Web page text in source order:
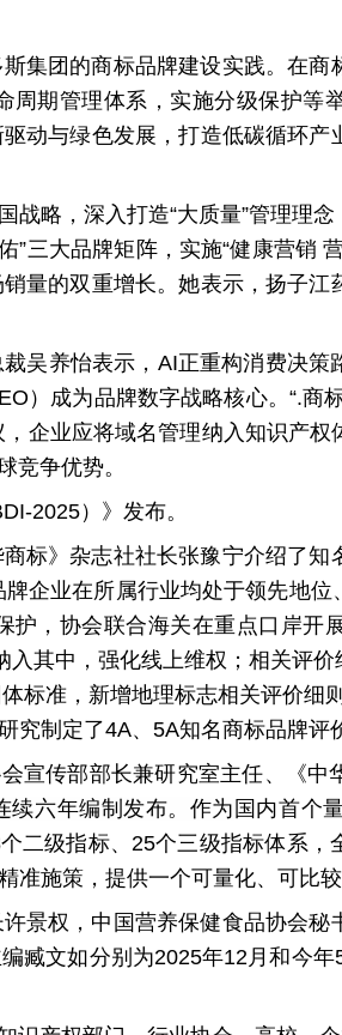
集团的商标品牌建设实践。在
期管理体系，实施分级保护等
动与绿色发展，打造低碳循环
略，深入打造“大质量”管理理
”三大品牌矩阵，实施“健康营销
量的双重增长。她表示，扬子
吴养怡表示，AI正重构消费决
）成为品牌数字战略核心。“.商
企业应将域名管理纳入知识产
竞争优势。
2025）》发布。
标》杂志社社长张豫宁介绍了知
企业在所属行业均处于领先地
，协会联合海关在重点口岸开
其中，强化线上维权；相关评
标准，新增地理标志相关评价细
制定了4A、5A知名商标品牌评
宣传部部长兼研究室主任、《
续六年编制发布。作为国内首个
二级指标、25个三级指标体系
施策，提供一个可量化、可比较
景权，中国营养保健食品协会
臧文如分别为2025年12月和今